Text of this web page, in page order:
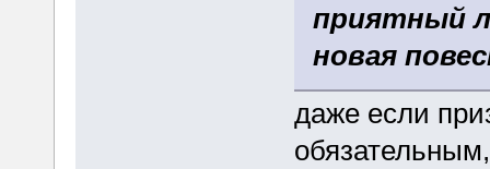
приятный
новая
даже если